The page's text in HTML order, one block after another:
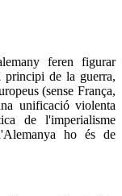
feren figurar
principi de la guerra,
(sense França,
unificació violenta
de l'imperialisme
ho és de